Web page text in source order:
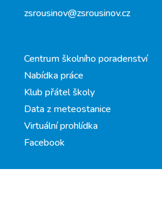
zsrousinov@zsrousinov.cz
Centrum školního poradenství
Nabídka práce
Klub přátel školy
Data z meteostanice
Virtuální prohlídka
Facebook